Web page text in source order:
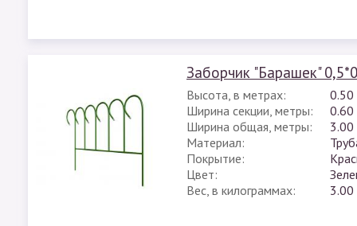
Заборчик "Барашек"
Высота, в метрах:
0.50
Ширина секции, метры:
0.60
Ширина общая, метры:
3.00
Материал:
Покрытие:
Цвет:
Вес, в килограммах:
3.00